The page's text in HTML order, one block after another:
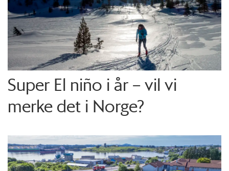
Super El niño i år – vil vi
merke det i Norge?